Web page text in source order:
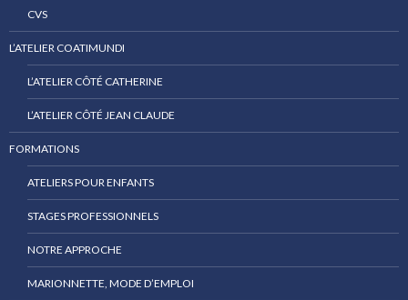
CVS
L’ATELIER COATIMUNDI
L’ATELIER CÔTÉ CATHERINE
L’ATELIER CÔTÉ JEAN CLAUDE
FORMATIONS
ATELIERS POUR ENFANTS
STAGES PROFESSIONNELS
NOTRE APPROCHE
MARIONNETTE, MODE D’EMPLOI